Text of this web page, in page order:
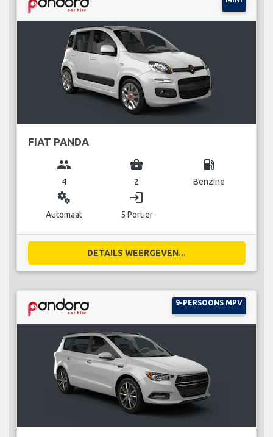
FIAT PANDA
group
4
business_center
2
local_gas_station
Benzine
miscellaneous_services
Automaat
login
5 Portier
DETAILS WEERGEVEN...
9-PERSOONS MPV